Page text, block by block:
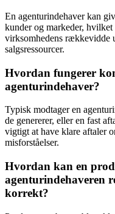
En agenturindehaver kan
kunder og markeder,
virksomhedens rækkevidde
salgsressourcer.
Hvordan fungerer
agenturindehaver?
Typisk modtager en
de genererer, eller en fast
vigtigt at have klare aftaler
misforståelser.
Hvordan kan en
agenturindehaveren
korrekt?